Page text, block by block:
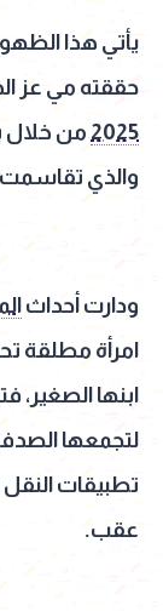
يأتي هذا
حققته مي عز
2025 من خلال
والذي تقاسمت
ودارت أحداث
امرأة مطلقة
ابنها
لتجمعها
تطبيقات النقل
عقب.